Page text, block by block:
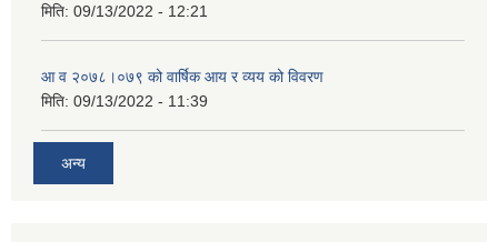
मिति: 09/13/2022 - 12:21
आ‍ व २०७८।०७९ को वार्षिक आय र व्यय को विवरण
मिति: 09/13/2022 - 11:39
अन्य